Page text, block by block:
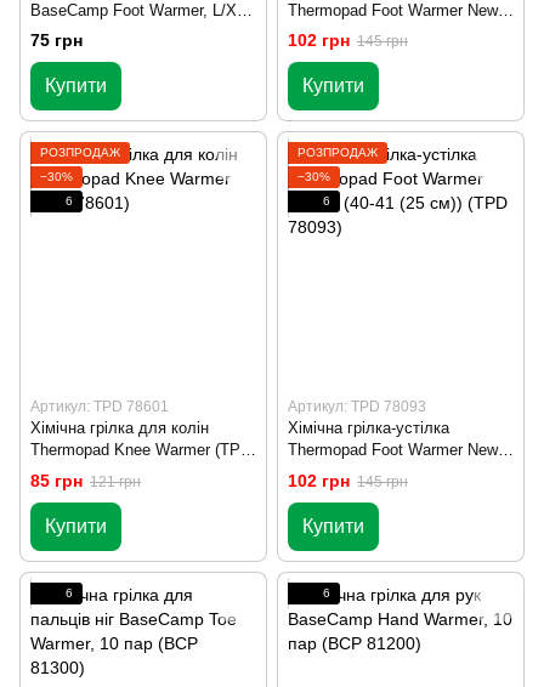
BaseCamp Foot Warmer, L/XL
(42-47) (BCP 80500)
75 грн
Купити
Thermopad Foot Warmer New,
XL (42-43 (26,5 см)) (TPD
78094)
102 грн 145 грн
Купити
РОЗПРОДАЖ
−30%
6
Артикул: TPD 78601
Хімічна грілка для колін
Thermopad Knee Warmer (TPD
78601)
85 грн 121 грн
Купити
РОЗПРОДАЖ
−30%
6
Артикул: TPD 78093
Хімічна грілка-устілка
Thermopad Foot Warmer New,
L (40-41 (25 см)) (TPD 78093)
102 грн 145 грн
Купити
6 6